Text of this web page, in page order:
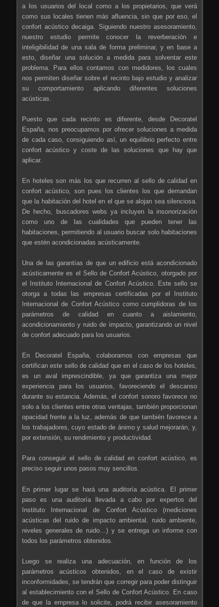
a los usuarios del local como a los propietarios, que verá
como sus locales tienen más afluencia, sin que por eso, el
confort acústico decaiga. Siguiendo nuestro asesoramiento,
nuestro estudio permite conocer la reverberación e
inteligibilidad de una sala de forma preliminar, y en base a
esto, diseñar una solución a medida para solventar este
problema. Para ellos contamos con medidores, los cuales
nos permiten diseñar sobre el recinto bajo estudio y analizar
su comportamiento aplicando diferentes soluciones
acústicas.
Puesto que cada recinto es diferente, desde Decoratel
España, nos preocupamos por ofrecer soluciones a medida
de cada caso, consiguiendo así, un equilibrio perfecto entre
confort acústico y coste de las soluciones que hay que
aplicar.
En hoteles son más los que recurren al sello de calidad en
confort acústico, son pues los clientes los que demandan
que la habitación del hotel en el que se alojan sea silenciosa.
De hecho, buscadores webs ya incluyen la insonorización
como uno de las cualidades que pueden tener las
habitaciones, permitiendo al usuario buscar solo habitaciones
que estén acondicionadas acústicamente.
Una de las garantías de que un edificio está acondicionado
acústicamente es el Sello de Confort Acústico, otorgado por
el Instituto Internacional de Confort Acústico. Este sello se
otorga a todas las empresas certificadas por el Instituto
Internacional de Confort Acústico como cumplidoras de los
parámetros de calidad en cuanto a aislamiento,
acondicionamiento y ruido de impacto, garantizando un nivel
de confort adecuado para los usuarios.
En Decoratel España, colaboramos con empresas que
certifican este sello de calidad que en el caso de los hoteles,
es un aval imprescindible, ya que garantiza una mejor
experiencia para los usuarios, favoreciendo el descanso
durante su estancia. Además, el confort sonoro favorece no
solo a los clientes entre otras ventajas, también proporcionan
opacidad frente a la luz, además de que también favorece a
los trabajadores, cuyo estado de ánimo y salud mejorarán, y,
por extensión, su rendimiento y productividad.
Para conseguir el sello de calidad en confort acústico, es
preciso seguir unos pasos muy sencillos.
En primer lugar se hará una auditoría acústica. El primer
paso es una auditoría llevada a cabo por expertos del
Instituto Internacional de Confort Acústico (mediciones
acústicas del ruido de impacto ambiental, ruido ambiente,
niveles generales de ruido…) y se entrega un informe con
todos los parámetros obtenidos.
Luego se realiza una adecuación, en función de los
parámetros acústicos obtenidos, en el caso de existir
inconformidades, se tendrán que corregir para poder distinguir
al establecimiento con el Sello de Confort Acústico. En caso
de que la empresa lo solicite, podrá recibir asesoramiento